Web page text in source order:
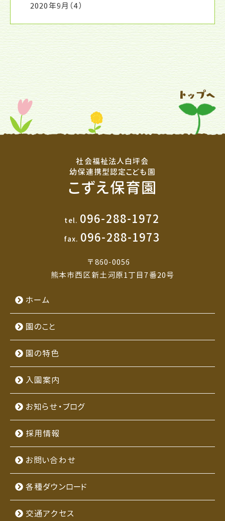
2020年9月 （4）
社会福祉法人白坪会
幼保連携型認定こども園
こずえ保育園
tel. 096-288-1972
fax. 096-288-1973
〒860-0056
熊本市西区新土河原1丁目7番20号
ホーム
園のこと
園の特色
入園案内
お知らせ・ブログ
採用情報
お問い合わせ
各種ダウンロード
交通アクセス